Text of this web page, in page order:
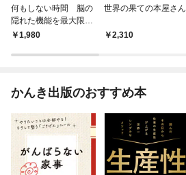
何もしない時間 脳の
隠れた機能を最大限生
かす1,980
世界の果ての本屋さん
2,310
かんき出版のおすすめ本